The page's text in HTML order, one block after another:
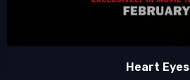
Heart Eyes